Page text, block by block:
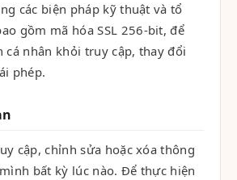
các biện pháp kỹ thuật và tổ
gồm mã hóa SSL 256-bit, để
cá nhân khỏi truy cập, thay đổi
phép.
cập, chỉnh sửa hoặc xóa thông
bất kỳ lúc nào. Để thực hiện